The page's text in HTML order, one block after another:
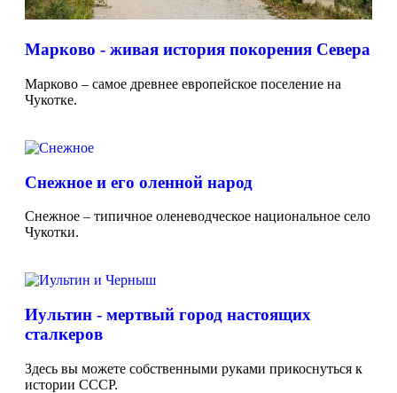
Марково - живая история покорения Севера
Марково – самое древнее европейское поселение на
Чукотке.
Снежное и его оленной народ
Снежное – типичное оленеводческое национальное село
Чукотки.
Иультин - мертвый город настоящих
сталкеров
Здесь вы можете собственными руками прикоснуться к
истории СССР.